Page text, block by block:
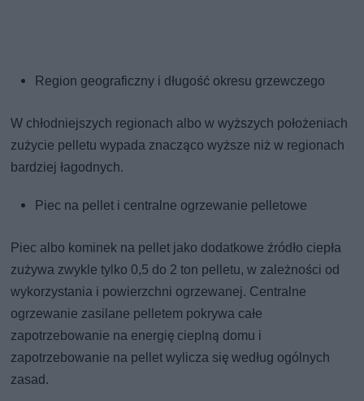
Region geograficzny i długość okresu grzewczego
W chłodniejszych regionach albo w wyższych położeniach
zużycie pelletu wypada znacząco wyższe niż w regionach
bardziej łagodnych.
Piec na pellet i centralne ogrzewanie pelletowe
Piec albo kominek na pellet jako dodatkowe źródło ciepła
zużywa zwykle tylko 0,5 do 2 ton pelletu, w zależności od
wykorzystania i powierzchni ogrzewanej. Centralne
ogrzewanie zasilane pelletem pokrywa całe
zapotrzebowanie na energię cieplną domu i
zapotrzebowanie na pellet wylicza się według ogólnych
zasad.